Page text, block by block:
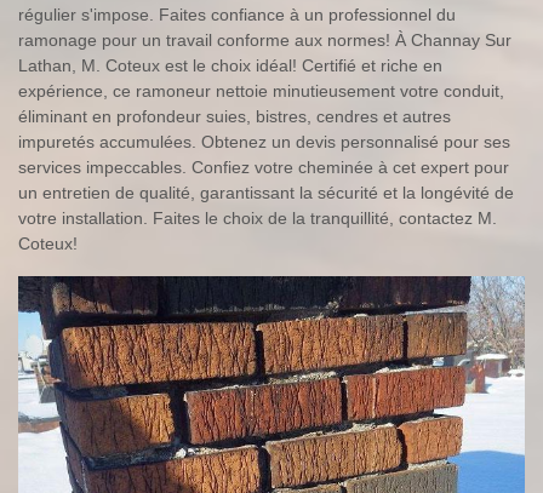
régulier s'impose. Faites confiance à un professionnel du
ramonage pour un travail conforme aux normes! À Channay Sur
Lathan, M. Coteux est le choix idéal! Certifié et riche en
expérience, ce ramoneur nettoie minutieusement votre conduit,
éliminant en profondeur suies, bistres, cendres et autres
impuretés accumulées. Obtenez un devis personnalisé pour ses
services impeccables. Confiez votre cheminée à cet expert pour
un entretien de qualité, garantissant la sécurité et la longévité de
votre installation. Faites le choix de la tranquillité, contactez M.
Coteux!